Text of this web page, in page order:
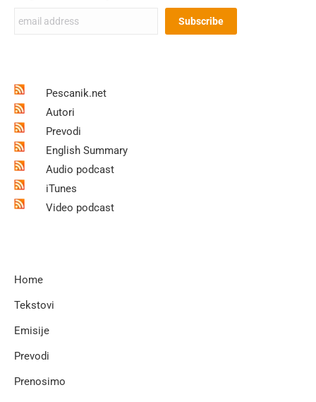
Pescanik.net
Autori
Prevodi
English Summary
Audio podcast
iTunes
Video podcast
Home
Tekstovi
Emisije
Prevodi
Prenosimo